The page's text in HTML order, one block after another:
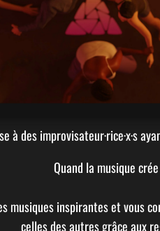
Stage : Musique et émotions
à des improvisateur·rice·x·s
Quand la musique
musiques inspirantes et vous
celles des autres grâce aux